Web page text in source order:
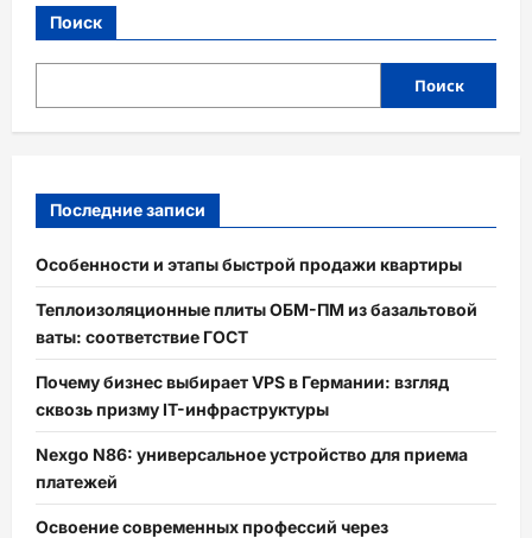
Поиск
Поиск
Последние записи
Особенности и этапы быстрой продажи квартиры
Теплоизоляционные плиты ОБМ-ПМ из базальтовой
ваты: соответствие ГОСТ
Почему бизнес выбирает VPS в Германии: взгляд
сквозь призму IT-инфраструктуры
Nexgo N86: универсальное устройство для приема
платежей
Освоение современных профессий через